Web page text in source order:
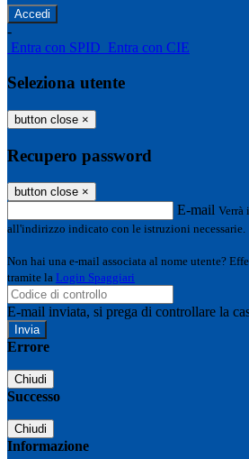
-
Entra con SPID Entra con CIE
Seleziona utente
button close ×
Recupero password
button close ×
E-mail Verrà
all'indirizzo indicato con le istruzioni necessarie.
Non hai una e-mail associata al nome utente?
tramite la Login Spaggiari
E-mail inviata, si prega di controllare la
Errore
Chiudi
Successo
Chiudi
Informazione